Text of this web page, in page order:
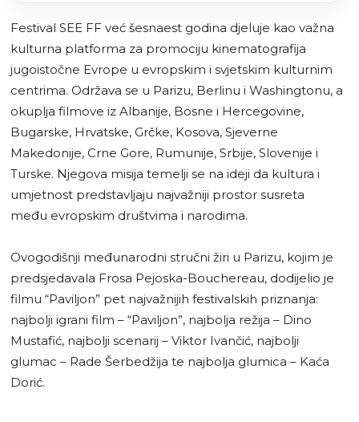
Festival SEE FF već šesnaest godina djeluje kao važna
kulturna platforma za promociju kinematografija
jugoistočne Evrope u evropskim i svjetskim kulturnim
centrima. Održava se u Parizu, Berlinu i Washingtonu, a
okuplja filmove iz Albanije, Bosne i Hercegovine,
Bugarske, Hrvatske, Grčke, Kosova, Sjeverne
Makedonije, Crne Gore, Rumunije, Srbije, Slovenije i
Turske. Njegova misija temelji se na ideji da kultura i
umjetnost predstavljaju najvažniji prostor susreta
među evropskim društvima i narodima.
Ovogodišnji međunarodni stručni žiri u Parizu, kojim je
predsjedavala Frosa Pejoska-Bouchereau, dodijelio je
filmu “Paviljon” pet najvažnijih festivalskih priznanja:
najbolji igrani film – “Paviljon”, najbolja režija – Dino
Mustafić, najbolji scenarij – Viktor Ivančić, najbolji
glumac – Rade Šerbedžija te najbolja glumica – Kaća
Dorić.